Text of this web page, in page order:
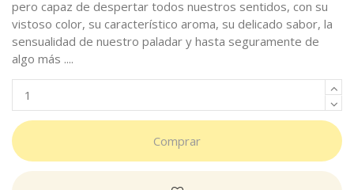
pero capaz de despertar todos nuestros sentidos, con su
vistoso color, su característico aroma, su delicado sabor, la
sensualidad de nuestro paladar y hasta seguramente de
algo más ....
Comprar